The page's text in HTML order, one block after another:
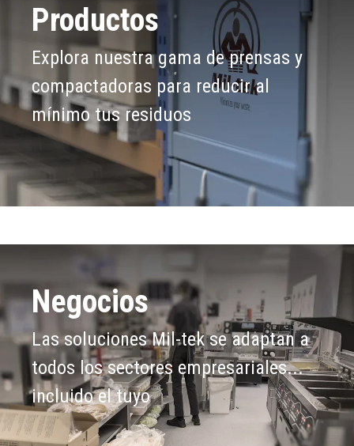
Productos
Explora nuestra gama de prensas y
compactadoras para reducir al
mínimo tus residuos
Negocios
Las soluciones Mil-tek se adaptan a
todos los sectores empresariales...
incluido el tuyo